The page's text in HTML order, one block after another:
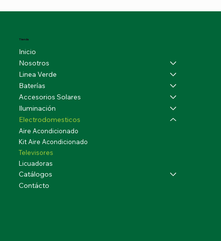
Tienda
Inicio
Nosotros
Linea Verde
Baterías
Accesorios Solares
Iluminación
Electrodomesticos
Aire Acondicionado
Kit Aire Acondicionado
Televisores
Licuadoras
Catálogos
Contácto